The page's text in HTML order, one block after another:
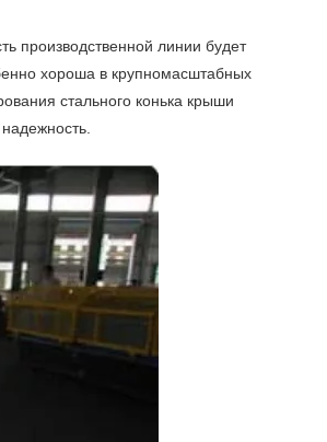
производственной линии будет
хороша в крупномасштабных
стального конька крыши